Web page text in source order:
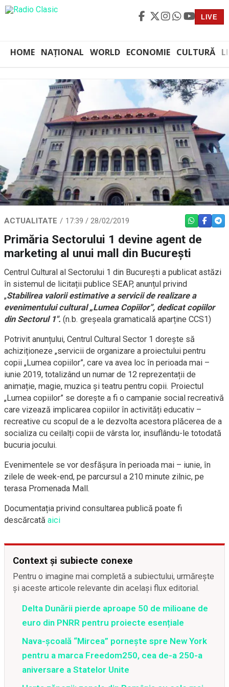
LIVE
HOME NAȚIONAL WORLD ECONOMIE CULTURĂ
ACTUALITATE 17:39 / 28/02/2019 WHATSAPP
Primăria Sectorului 1 devine agent de
marketing al unui mall din București
Centrul Cultural al Sectorului 1 din București a publicat astăzi
în sistemul de licitații publice SEAP, anunțul privind
„Stabilirea valorii estimative a servicii de realizare a
evenimentului cultural „Lumea Copiilor”, dedicat copiilor
din Sectorul 1″. (n.b. greșeala gramaticală aparține CCS1)
Potrivit anunțului, Centrul Cultural Sector 1 dorește să
achiziționeze „servicii de organizare a proiectului pentru
copii „Lumea copiilor”, care va avea loc în perioada mai –
iunie 2019, totalizând un numar de 12 reprezentații de
animație, magie, muzica și teatru pentru copii. Proiectul
„Lumea copiilor” se dorește a fi o campanie social recreativă
care vizează implicarea copiilor în activități educativ –
recreative cu scopul de a le dezvolta acestora plăcerea de a
socializa cu ceilalți copii de vârsta lor, insuflându-le totodată
bucuria jocului.
Evenimentele se vor desfășura în perioada mai – iunie, în
zilele de week-end, pe parcursul a 210 minute zilnic, pe
terasa Promenada Mall.
Documentația privind consultarea publică poate fi
descărcată aici
Context și subiecte conexe
Pentru o imagine mai completă a subiectului, urmărește
și aceste articole relevante din același flux editorial.
Delta Dunării pierde aproape 50 de milioane de
euro din PNRR pentru proiecte esențiale
Nava-școală “Mircea” pornește spre New York
pentru a marca Freedom250, cea de-a 250-a
aniversare a Statelor Unite